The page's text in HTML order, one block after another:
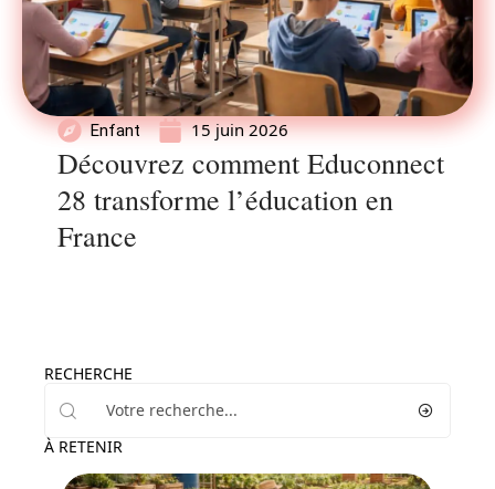
Enfant 15 juin 2026
Découvrez comment Educonnect
28 transforme l’éducation en
France
RECHERCHE
À RETENIR